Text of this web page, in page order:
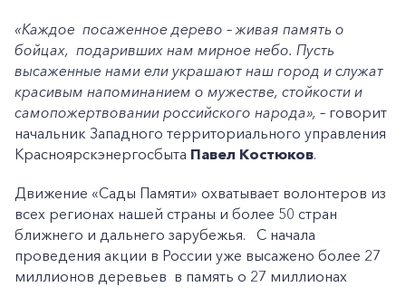
«Каждое посаженное дерево – живая память о
бойцах, подаривших нам мирное небо. Пусть
высаженные нами ели украшают наш город и служат
красивым напоминанием о мужестве, стойкости и
самопожертвовании российского народа», – говорит
начальник Западного территориального управления
Красноярскэнергосбыта Павел Костюков.
Движение «Сады Памяти» охватывает волонтеров из
всех регионах нашей страны и более 50 стран
ближнего и дальнего зарубежья. С начала
проведения акции в России уже высажено более 27
миллионов деревьев в память о 27 миллионах